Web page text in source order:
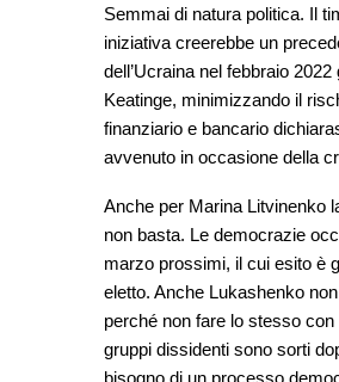
Semmai di natura politica. Il
iniziativa creerebbe un
dell’Ucraina nel febbraio
Keatinge, minimizzando il
finanziario e bancario
avvenuto in occasione della
Anche per Marina Litvinenko
non basta. Le democrazie
marzo prossimi, il cui esito è
eletto. Anche Lukashenko
perché non fare lo stesso
gruppi dissidenti sono sorti